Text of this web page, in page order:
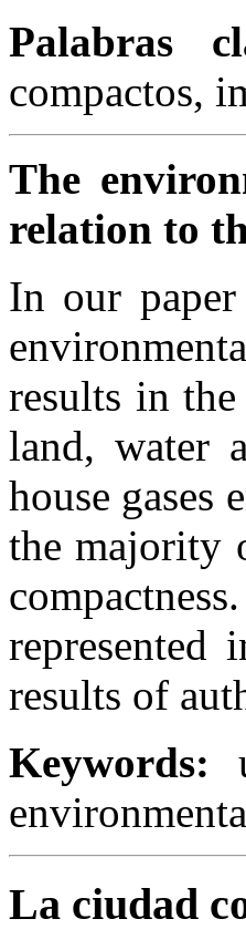
Palabras
compactos,
The
relation to
In our
results in the
land, water
house gases
the majority
represented
results of
Keywords:
La ciudad